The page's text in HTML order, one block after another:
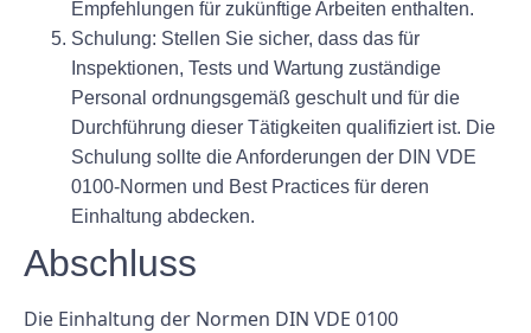
Empfehlungen für zukünftige Arbeiten enthalten.
Schulung: Stellen Sie sicher, dass das für
Inspektionen, Tests und Wartung zuständige
Personal ordnungsgemäß geschult und für die
Durchführung dieser Tätigkeiten qualifiziert ist. Die
Schulung sollte die Anforderungen der DIN VDE
0100-Normen und Best Practices für deren
Einhaltung abdecken.
Abschluss
Die Einhaltung der Normen DIN VDE 0100